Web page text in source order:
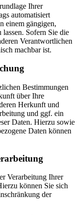
Ihrer
automatisiert
einem gängigen,
lassen. Sofern Sie die
Verantwortlichen
machbar ist.
Bestimmungen
über Ihre
Herkunft und
und ggf. ein
Daten. Hierzu sowie
Daten können
Verarbeitung Ihrer
können Sie sich
der